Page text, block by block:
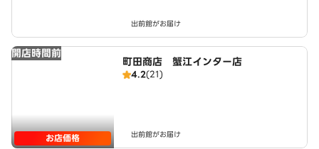
出前館がお届け
開店時間前
お店価格
町田商店 蟹江インター店
4.2(21)
出前館がお届け